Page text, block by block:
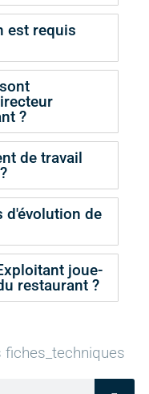
est requis
?
de travail
d'évolution de
joue-
restaurant ?
fiches_techniques